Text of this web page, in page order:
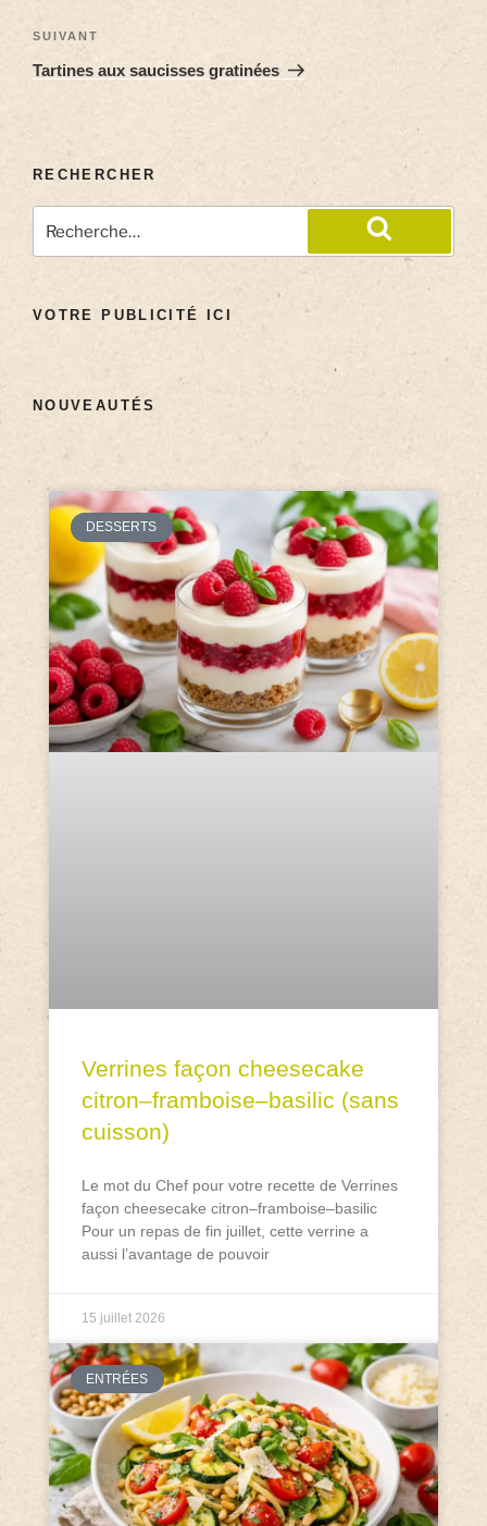
SUIVANT
Tartines aux saucisses gratinées
RECHERCHER
VOTRE PUBLICITÉ ICI
NOUVEAUTÉS
DESSERTS
Verrines façon cheesecake
citron–framboise–basilic (sans
cuisson)
Le mot du Chef pour votre recette de Verrines
façon cheesecake citron–framboise–basilic
Pour un repas de fin juillet, cette verrine a
aussi l’avantage de pouvoir
15 juillet 2026
ENTRÉES